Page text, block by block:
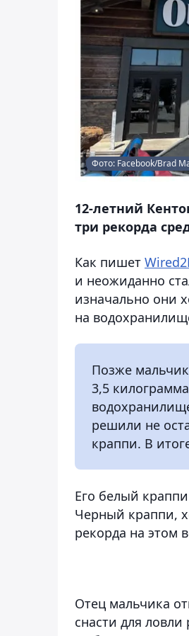
Фото: Facebook/Brad
12-летний
три рекорда
Как пишет
и неожиданно
изначально они
на
Позже
3,5
решили не
краппи. В
Его белый
Черный краппи,
рекорда на этом
Отец мальчика
снасти для